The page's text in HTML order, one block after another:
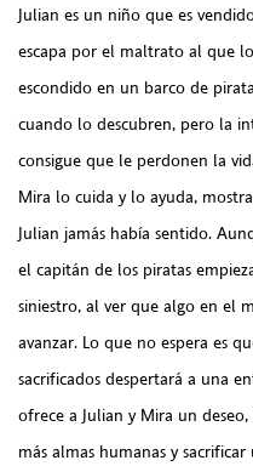
Julian es un niño que es
escapa por el maltrato al que
escondido en un barco de
cuando lo descubren, pero la
consigue que le perdonen la
Mira lo cuida y lo ayuda,
Julian jamás había sentido.
el capitán de los piratas
siniestro, al ver que algo en el
avanzar. Lo que no espera es
sacrificados despertará a una
ofrece a Julian y Mira un
más almas humanas y